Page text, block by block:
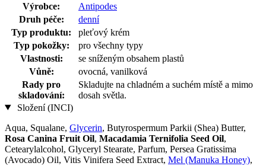
Výrobce:
Antipodes
Druh péče:
denní
Typ produktu:
pleťový krém
Typ pokožky:
pro všechny typy
Vlastnosti:
se sníženým obsahem plastů
Vůně:
ovocná, vanilková
Rady pro
skladování:
Skladujte na chladném a suchém místě a mimo
dosah světla.
Složení (INCI)
Aqua, Squalane, Glycerin, Butyrospermum Parkii (Shea) Butter,
Rosa Canina Fruit Oil, Macadamia Ternifolia Seed Oil,
Cetearylalcohol, Glyceryl Stearate, Parfum, Persea Gratissima
(Avocado) Oil, Vitis Vinifera Seed Extract, Mel (Manuka Honey),